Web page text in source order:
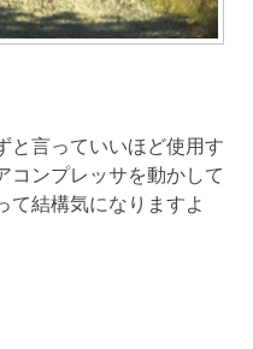
と言っていいほど使用す
コンプレッサを動かして
て結構気になりますよ